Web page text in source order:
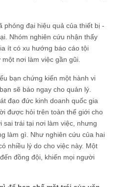
phóng đại hiệu quả của thiết bị -
Nhóm nghiên cứu nhận thấy
ít có xu hướng báo cáo tội
nơi làm việc gần gũi.
bạn chứng kiến một hành vi
sẽ báo ngay cho quản lý.
đạo đức kinh doanh quốc gia
được hỏi trên toàn thế giới cho
sai trái tại nơi làm việc, nhưng
làm gì. Như nghiên cứu của hai
nhiều lý do cho việc này. Một
đồng đội, khiến mọi người